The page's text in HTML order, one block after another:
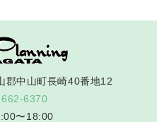
郡中山町長崎40番地12
6370
〜18:00